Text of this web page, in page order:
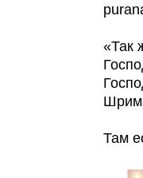
«Так
Там